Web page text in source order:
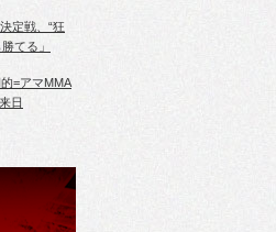
定戦、“狂
てる」
=アマMMA
日